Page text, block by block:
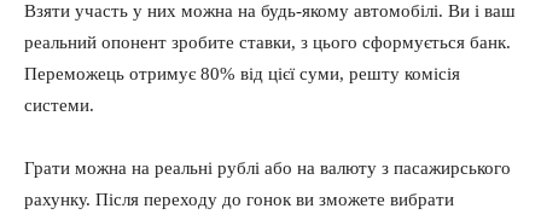
Взяти участь у них можна на будь-якому автомобілі. Ви і ваш
реальний опонент зробите ставки, з цього сформується банк.
Переможець отримує 80% від цієї суми, решту комісія
системи.
Грати можна на реальні рублі або на валюту з пасажирського
рахунку. Після переходу до гонок ви зможете вибрати